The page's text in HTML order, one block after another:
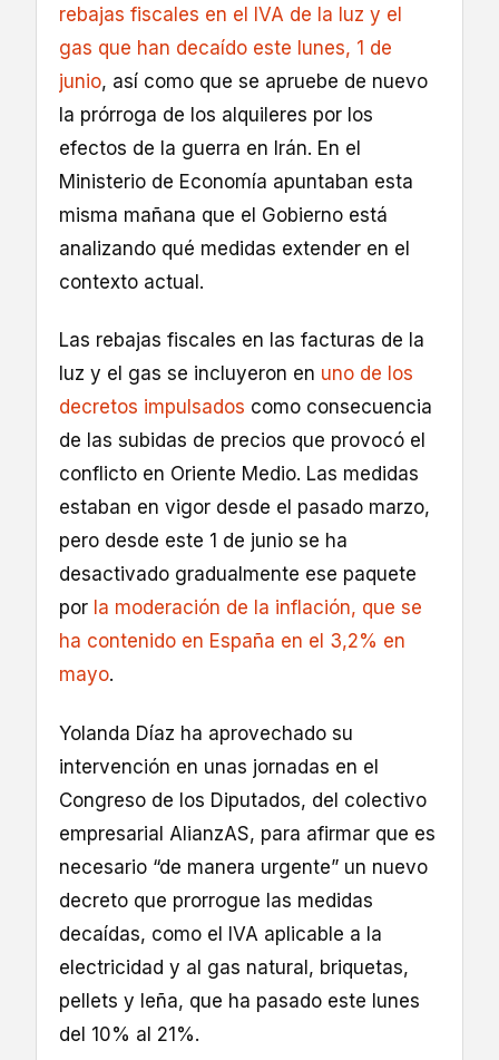
rebajas fiscales en el IVA de la luz y el
gas que han decaído este lunes, 1 de
junio, así como que se apruebe de nuevo
la prórroga de los alquileres por los
efectos de la guerra en Irán. En el
Ministerio de Economía apuntaban esta
misma mañana que el Gobierno está
analizando qué medidas extender en el
contexto actual.
Las rebajas fiscales en las facturas de la
luz y el gas se incluyeron en uno de los
decretos impulsados como consecuencia
de las subidas de precios que provocó el
conflicto en Oriente Medio. Las medidas
estaban en vigor desde el pasado marzo,
pero desde este 1 de junio se ha
desactivado gradualmente ese paquete
por la moderación de la inflación, que se
ha contenido en España en el 3,2% en
mayo.
Yolanda Díaz ha aprovechado su
intervención en unas jornadas en el
Congreso de los Diputados, del colectivo
empresarial AlianzAS, para afirmar que es
necesario “de manera urgente” un nuevo
decreto que prorrogue las medidas
decaídas, como el IVA aplicable a la
electricidad y al gas natural, briquetas,
pellets y leña, que ha pasado este lunes
del 10% al 21%.